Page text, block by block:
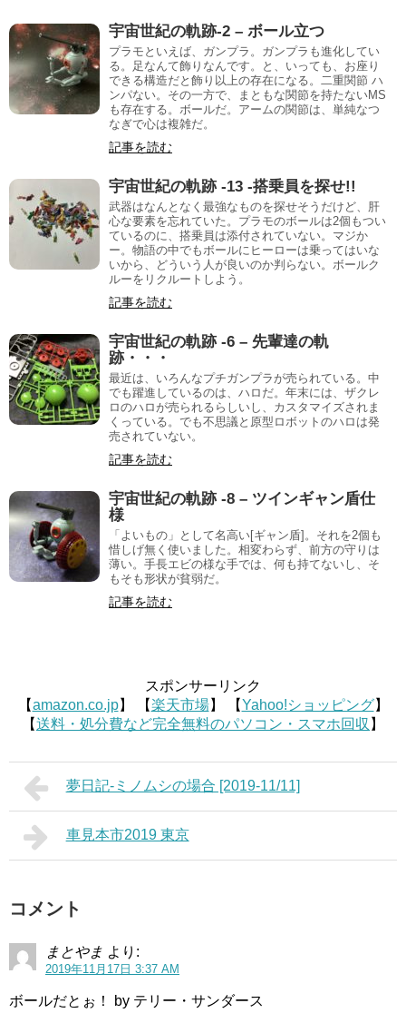
宇宙世紀の軌跡-2 – ボール立つ
プラモといえば、ガンプラ。ガンプラも進化してい
る。足なんて飾りなんです。と、いっても、お座り
できる構造だと飾り以上の存在になる。二重関節 ハ
ンパない。その一方で、まともな関節を持たないMS
も存在する。ボールだ。アームの関節は、単純なつ
なぎで心は複雑だ。
記事を読む
宇宙世紀の軌跡 -13 -搭乗員を探せ!!
武器はなんとなく最強なものを探せそうだけど、肝
心な要素を忘れていた。プラモのボールは2個もつい
ているのに、搭乗員は添付されていない。マジか
ー。物語の中でもボールにヒーローは乗ってはいな
いから、どういう人が良いのか判らない。ボールク
ルーをリクルートしよう。
記事を読む
宇宙世紀の軌跡 -6 – 先輩達の軌
跡・・・
最近は、いろんなプチガンプラが売られている。中
でも躍進しているのは、ハロだ。年末には、ザクレ
ロのハロが売られるらしいし、カスタマイズされま
くっている。でも不思議と原型ロボットのハロは発
売されていない。
記事を読む
宇宙世紀の軌跡 -8 – ツインギャン盾仕
様
「よいもの」として名高い[ギャン盾]。それを2個も
惜しげ無く使いました。相変わらず、前方の守りは
薄い。手長エビの様な手では、何も持てないし、そ
もそも形状が貧弱だ。
記事を読む
スポンサーリンク
【amazon.co.jp】 【楽天市場】 【Yahoo!ショッピング】
【送料・処分費など完全無料のパソコン・スマホ回収 】
夢日記-ミノムシの場合 [2019-11/11]
車見本市2019 東京
コメント
まとやま より:
2019年11月17日 3:37 AM
ボールだとぉ！ by テリー・サンダース